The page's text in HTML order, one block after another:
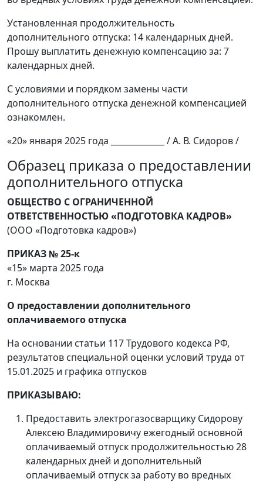
Установленная продолжительность
дополнительного отпуска: 14 календарных дней.
Прошу выплатить денежную компенсацию за: 7
календарных дней.
С условиями и порядком замены части
дополнительного отпуска денежной компенсацией
ознакомлен.
«20» января 2025 года _____________ / А. В. Сидоров /
Образец приказа о предоставлении
дополнительного отпуска
ОБЩЕСТВО С ОГРАНИЧЕННОЙ
ОТВЕТСТВЕННОСТЬЮ «ПОДГОТОВКА КАДРОВ»
(ООО «Подготовка кадров»)
ПРИКАЗ № 25-к
«15» марта 2025 года
г. Москва
О предоставлении дополнительного
оплачиваемого отпуска
На основании статьи 117 Трудового кодекса РФ,
результатов специальной оценки условий труда от
15.01.2025 и графика отпусков
ПРИКАЗЫВАЮ:
Предоставить электрогазосварщику Сидорову
Алексею Владимировичу ежегодный основной
оплачиваемый отпуск продолжительностью 28
календарных дней и дополнительный
оплачиваемый отпуск за работу во вредных